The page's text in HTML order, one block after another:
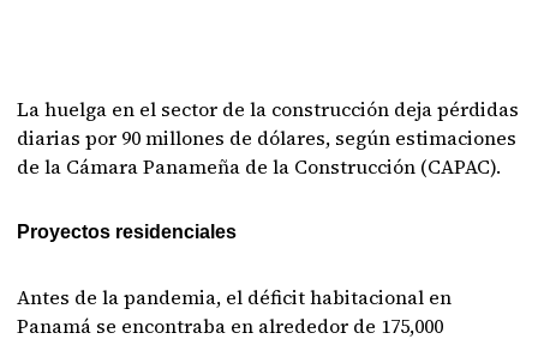
La huelga en el sector de la construcción deja pérdidas
diarias por 90 millones de dólares, según estimaciones
de la Cámara Panameña de la Construcción (CAPAC).
Proyectos residenciales
Antes de la pandemia, el déficit habitacional en
Panamá se encontraba en alrededor de 175,000